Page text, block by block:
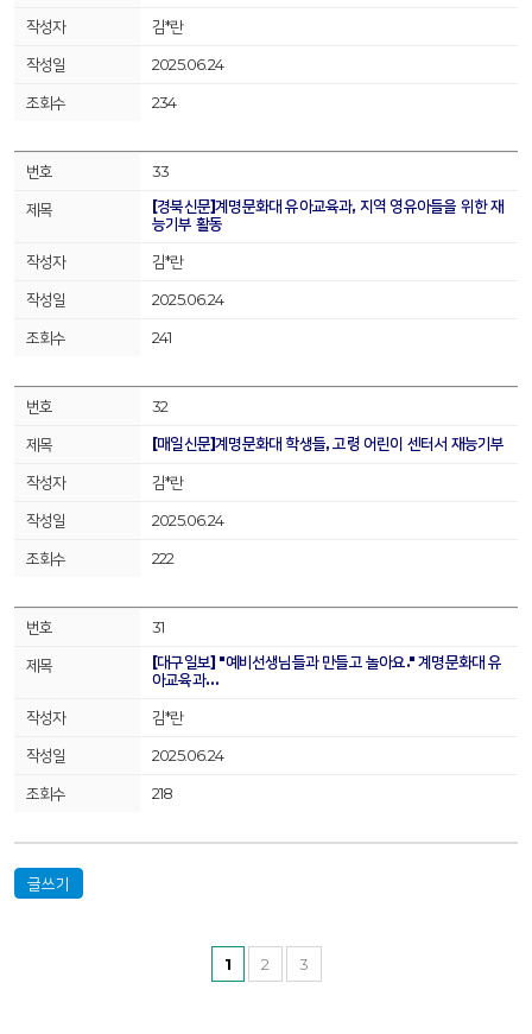
김*란
2025.06.24
234
33
[경북신문]계명문화대 유아교육과, 지역 영유아들을 위한 재
능기부 활동
김*란
2025.06.24
241
32
[매일신문]계명문화대 학생들, 고령 어린이 센터서 재능기부
김*란
2025.06.24
222
31
[대구일보] "예비선생님들과 만들고 놀아요." 계명문화대 유
아교육과…
김*란
2025.06.24
218
글쓰기
1 2 3